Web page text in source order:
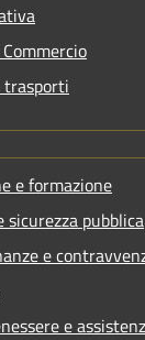
trasporti
e formazione
sicurezza pubblica
e
e